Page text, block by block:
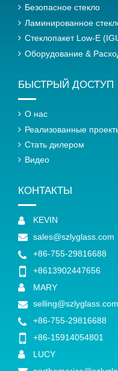
Безопасное стекло
Ламинированное
Стеклопакет Low-E
Оборудование &
БЫСТРЫЙ ДОСТУП
О нас
Реализованные
Стать дилером
Видео
КОНТАКТЫ
KEVIN
sales@szlyglass.com
+86-755-29816688
+8613902447656
MARY
selling@szlyglass.com
+86-755-29816688
+86-15914054801
LUCY